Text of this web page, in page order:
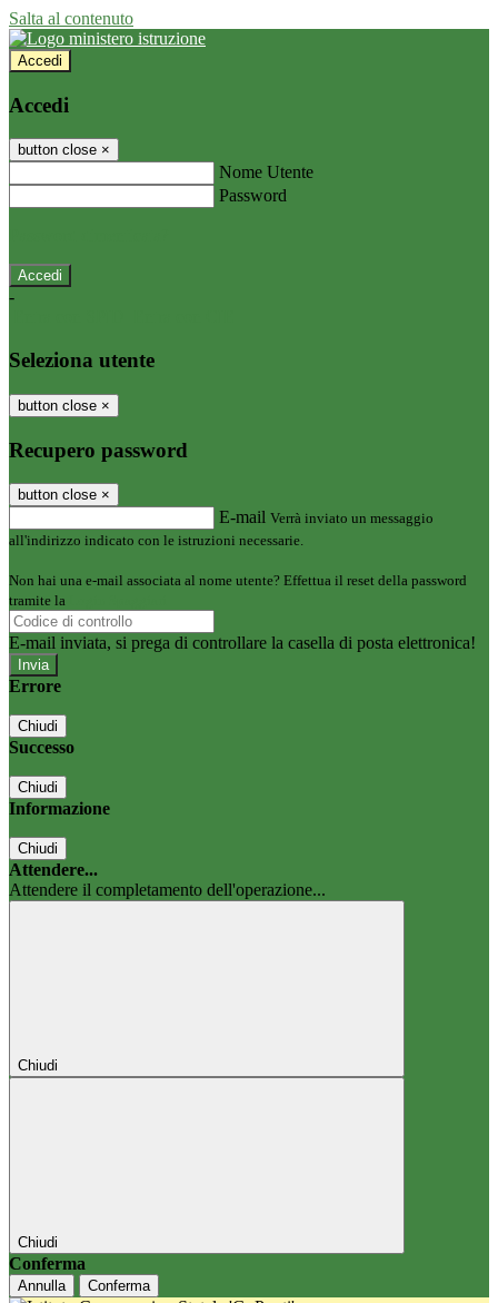
Salta al contenuto
Accedi
Accedi
button close ×
Nome Utente
Password
-
Seleziona utente
button close ×
Recupero password
button close ×
E-mail Verrà inviato un messaggio
all'indirizzo indicato con le istruzioni necessarie.
Non hai una e-mail associata al nome utente? Effettua il reset della password
tramite la
E-mail inviata, si prega di controllare la casella di posta elettronica!
Errore
Chiudi
Successo
Chiudi
Informazione
Chiudi
Attendere...
Attendere il completamento dell'operazione...
Chiudi
Chiudi
Conferma
Annulla Conferma